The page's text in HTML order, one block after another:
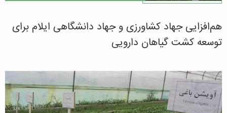
هم‌افزایی جهاد کشاورزی و جهاد دانشگاهی ایلام برای
توسعه کشت گیاهان دارویی